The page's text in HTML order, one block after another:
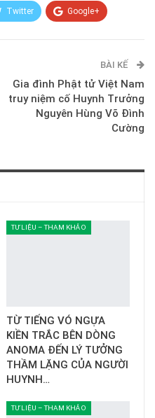
Twitter Google+
BÀI KẾ
Gia đình Phật tử Việt Nam
truy niệm cố Huynh Trưởng
Nguyên Hùng Võ Đình
Cường
TƯ LIỆU – THAM KHẢO
TỪ TIẾNG VÓ NGỰA
KIỀN TRẮC BÊN DÒNG
ANOMA ĐẾN LÝ TƯỞNG
THẦM LẶNG CỦA NGƯỜI
HUYNH…
TƯ LIỆU – THAM KHẢO